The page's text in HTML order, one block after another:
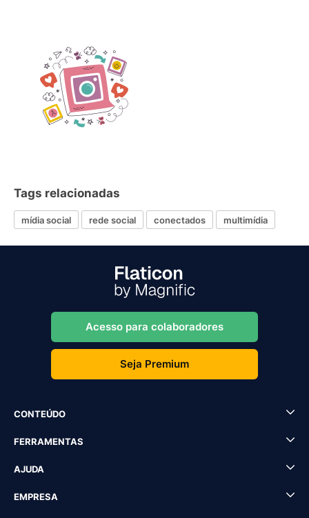
Tags relacionadas
mídia social rede social conectados multimídia
Acesso para colaboradores
Seja Premium
CONTEÚDO
FERRAMENTAS
AJUDA
EMPRESA